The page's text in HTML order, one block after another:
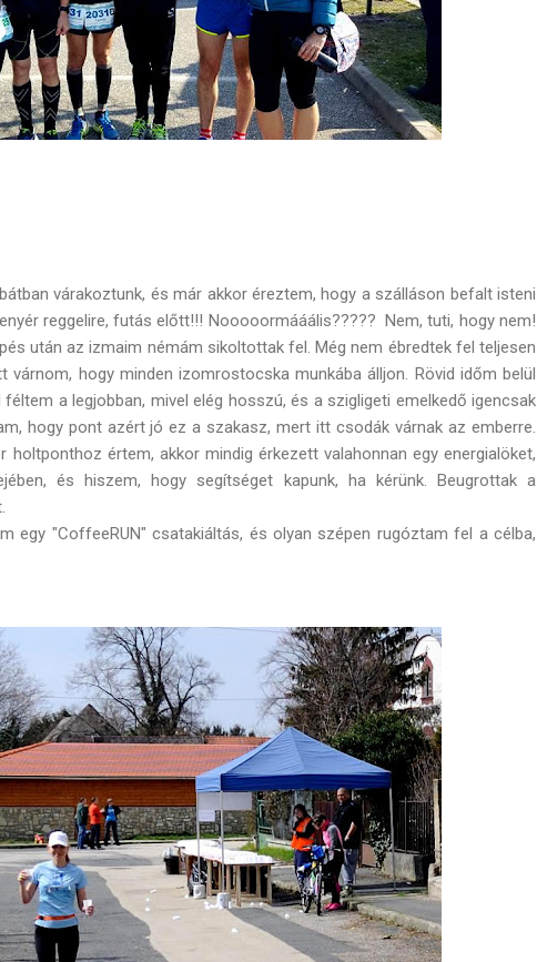
várakoztunk, és már akkor éreztem, hogy a szálláson befalt isteni
reggelire, futás előtt!!! Nooooormááális????? Nem, tuti, hogy nem!
után az izmaim némám sikoltottak fel. Még nem ébredtek fel teljesen
hogy minden izomrostocska munkába álljon. Rövid időm belül
a legjobban, mivel elég hosszú, és a szigligeti emelkedő igencsak
hogy pont azért jó ez a szakasz, mert itt csodák várnak az emberre.
értem, akkor mindig érkezett valahonnan egy energialöket,
és hiszem, hogy segítséget kapunk, ha kérünk. Beugrottak a
egy "CoffeeRUN" csatakiáltás, és olyan szépen rugóztam fel a célba,